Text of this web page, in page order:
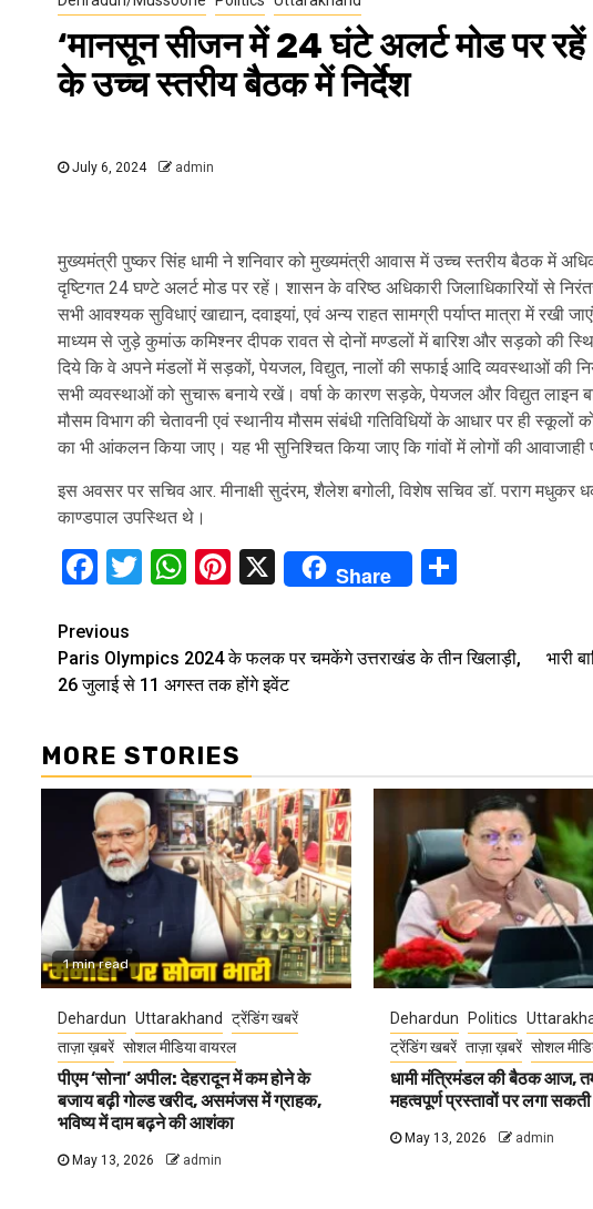
‘मानसून सीजन में 24 घंटे अलर्ट मोड पर रहें
के उच्च स्तरीय बैठक में निर्देश
July 6, 2024 admin
मुख्यमंत्री पुष्कर सिंह धामी ने शनिवार को मुख्यमंत्री आवास में उच्च स्तरीय बैठक में
दृष्टिगत 24 घण्टे अलर्ट मोड पर रहें। शासन के वरिष्ठ अधिकारी जिलाधिकारियों से
सभी आवश्यक सुविधाएं खाद्यान, दवाइयां, एवं अन्य राहत सामग्री पर्याप्त मात्रा में
माध्यम से जुड़े कुमांऊ कमिश्नर दीपक रावत से दोनों मण्डलों में बारिश और सड़को की
दिये कि वे अपने मंडलों में सड़कों, पेयजल, विद्युत, नालों की सफाई आदि व्यवस्थाओं की
सभी व्यवस्थाओं को सुचारू बनाये रखें। वर्षा के कारण सड़के, पेयजल और विद्युत लाइन
मौसम विभाग की चेतावनी एवं स्थानीय मौसम संबंधी गतिविधियों के आधार पर ही
का भी आंकलन किया जाए। यह भी सुनिश्चित किया जाए कि गांवों में लोगों की आवाजाही
इस अवसर पर सचिव आर. मीनाक्षी सुदंरम, शैलेश बगोली, विशेष सचिव डॉ. पराग
काण्डपाल उपस्थित थे।
Facebook
Twitter
WhatsApp
Pinterest
X Share
Continue
Reading
Previous
Paris Olympics 2024 के फलक पर चमकेंगे उत्तराखंड के तीन खिलाड़ी,
26 जुलाई से 11 अगस्त तक होंगे इवेंट
भारी
MORE STORIES
1 min read
Dehardun Uttarakhand
ट्रेंडिंग खबरें
ताज़ा ख़बरें सोशल मीडिया वायरल
पीएम ‘सोना’ अपील: देहरादून में कम होने के
बजाय बढ़ी गोल्ड खरीद, असमंजस में ग्राहक,
भविष्य में दाम बढ़ने की आशंका
May 13, 2026 admin
Dehardun Politics
ट्रेंडिंग खबरें ताज़ा ख़बरें सोशल
धामी मंत्रिमंडल की बैठक आज,
महत्वपूर्ण प्रस्तावों पर लगा
May 13, 2026 admin